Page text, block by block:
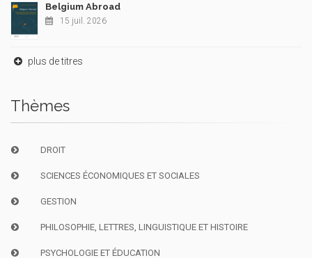
Belgium Abroad
15 juil. 2026
plus de titres
Thèmes
DROIT
SCIENCES ÉCONOMIQUES ET SOCIALES
GESTION
PHILOSOPHIE, LETTRES, LINGUISTIQUE ET HISTOIRE
PSYCHOLOGIE ET ÉDUCATION